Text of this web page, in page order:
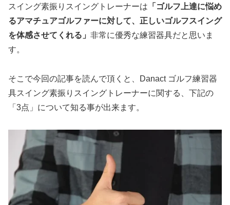
スイング素振りスイングトレーナーは 「ゴルフ上達に悩め
るアマチュアゴルファーに対して、正しいゴルフスイング
を体感させてくれる」 非常に優秀な練習器具だと思いま
す。
そこで今回の記事を読んで頂くと、Danact ゴルフ練習器
具スイング素振りスイングトレーナーに関する、下記の
「3点」について知る事が出来ます。